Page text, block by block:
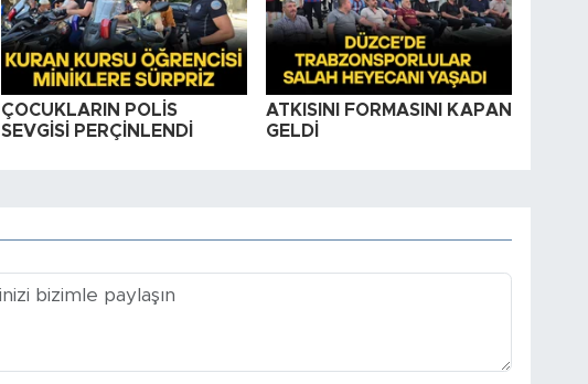
ÇOCUKLARIN POLİS
SEVGİSİ PERÇİNLENDİ
ATKISINI FORMASINI KAPAN
GELDİ